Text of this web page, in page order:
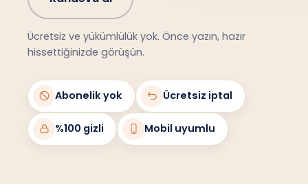
Ücretsiz ve yükümlülük yok. Önce yazın, hazır
hissettiğinizde görüşün.
Abonelik yok Ücretsiz iptal
%100 gizli Mobil uyumlu